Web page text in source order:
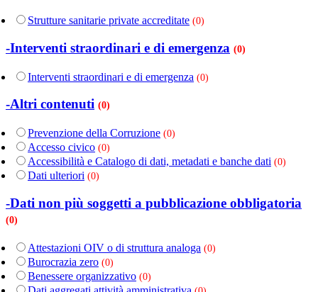
Strutture sanitarie private accreditate (0)
-Interventi straordinari e di emergenza (0)
Interventi straordinari e di emergenza (0)
-Altri contenuti (0)
Prevenzione della Corruzione (0)
Accesso civico (0)
Accessibilità e Catalogo di dati, metadati e banche dati (0)
Dati ulteriori (0)
-Dati non più soggetti a pubblicazione obbligatoria
(0)
Attestazioni OIV o di struttura analoga (0)
Burocrazia zero (0)
Benessere organizzativo (0)